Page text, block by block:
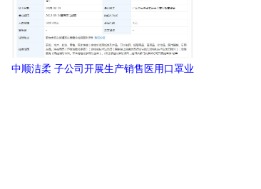
中顺洁柔 子公司开展生产销售医用口罩业